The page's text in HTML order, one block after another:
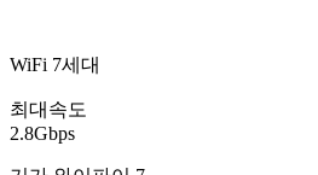
WiFi 7세대
최대속도
2.8Gbps